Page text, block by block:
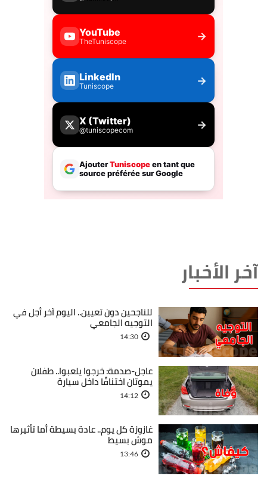
آخر الأخبار
للناجحين دون تعيين.. اليوم آخر أجل في
التوجيه الجامعي
14:30
عاجل-صدمة: خرجوا يلعبوا.. طفلان
يموتان اختناقًا داخل سيارة
14:12
غازوزة كل يوم.. عادة بسيطة أما تأثيرها
موش بسيط
13:46